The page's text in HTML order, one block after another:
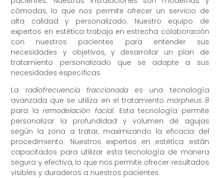
cómodas, lo que nos permite ofrecer un servicio de
alta calidad y personalizado. Nuestro equipo de
expertos en estética trabaja en estrecha colaboración
con nuestros pacientes para entender sus
necesidades y objetivos, y desarrollar un plan de
tratamiento personalizado que se adapte a sus
necesidades específicas.
La radiofrecuencia fraccionadaes una tecnología
avanzada que se utiliza en el tratamiento morpheus 8
para laremodelación facial. Esta tecnología permite
personalizar la profundidad y volumen de agujas
según la zona a tratar, maximizando la eficacia del
procedimiento. Nuestros expertos en estética están
capacitados para utilizar esta tecnología de manera
segura y efectiva, lo que nos permite ofrecer resultados
visibles y duraderos a nuestros pacientes.